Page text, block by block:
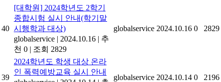
40
[대학원] 2024학년도 2학기
종합시험 실시 안내(학기말
시행학과 대상)
globalservice | 2024.10.16 | 추
천 0 | 조회 2829
globalservice 2024.10.16 0 2829
39
2024학년도 학생 대상 온라
인 폭력예방교육 실시 안내
globalservice 2024.10.14 0 2196